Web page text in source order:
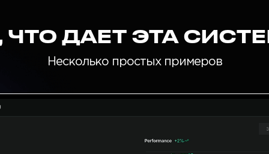
ЧТО ДАЕТ ЭТА
Несколько простых примеров